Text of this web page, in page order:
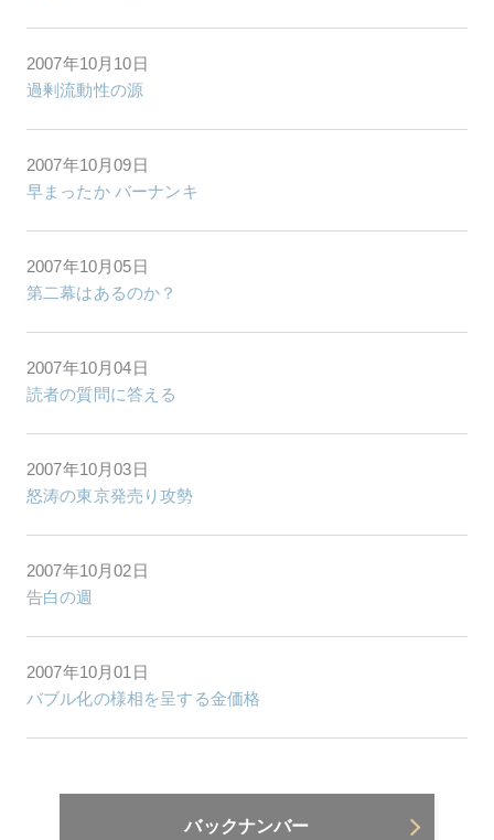
2007年10月10日
過剰流動性の源
2007年10月09日
早まったか バーナンキ
2007年10月05日
第二幕はあるのか？
2007年10月04日
読者の質問に答える
2007年10月03日
怒涛の東京発売り攻勢
2007年10月02日
告白の週
2007年10月01日
バブル化の様相を呈する金価格
バックナンバー